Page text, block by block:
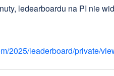
ledearboardu na PI nie
2025/leaderboard/private/